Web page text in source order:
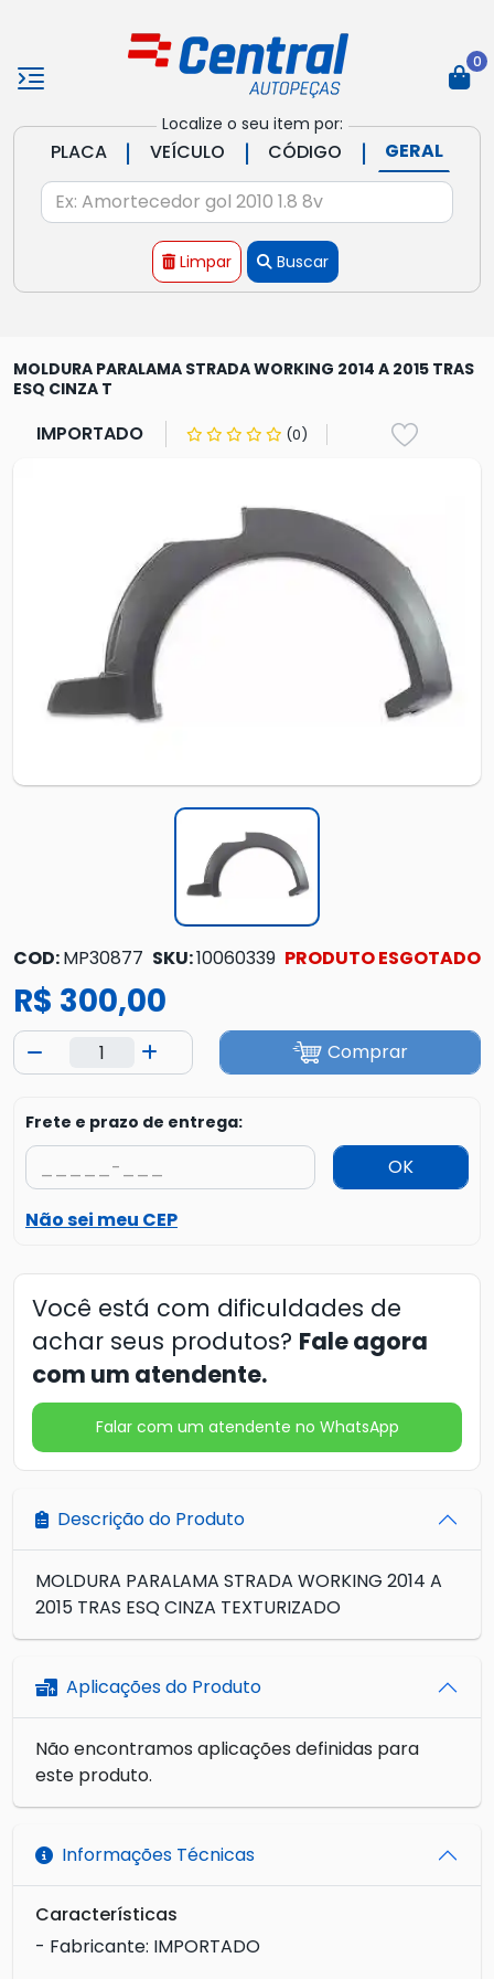
Localize o seu item por:
PLACA | VEÍCULO | CÓDIGO | GERAL
Limpar Buscar
0
MOLDURA PARALAMA STRADA WORKING 2014 A 2015 TRAS
ESQ CINZA T
IMPORTADO (0)
COD:MP30877 SKU:10060339 PRODUTO ESGOTADO
R$ 300,00
Comprar
Frete e prazo de entrega:
OK
Não sei meu CEP
Você está com dificuldades de
achar seus produtos? Fale agora
com um atendente.
Falar com um atendente no WhatsApp
Descrição do Produto
MOLDURA PARALAMA STRADA WORKING 2014 A
2015 TRAS ESQ CINZA TEXTURIZADO
Aplicações do Produto
Não encontramos aplicações definidas para
este produto.
Informações Técnicas
Características
- Fabricante: IMPORTADO